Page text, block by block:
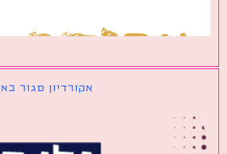
אקורדיון סגור באלמנטור